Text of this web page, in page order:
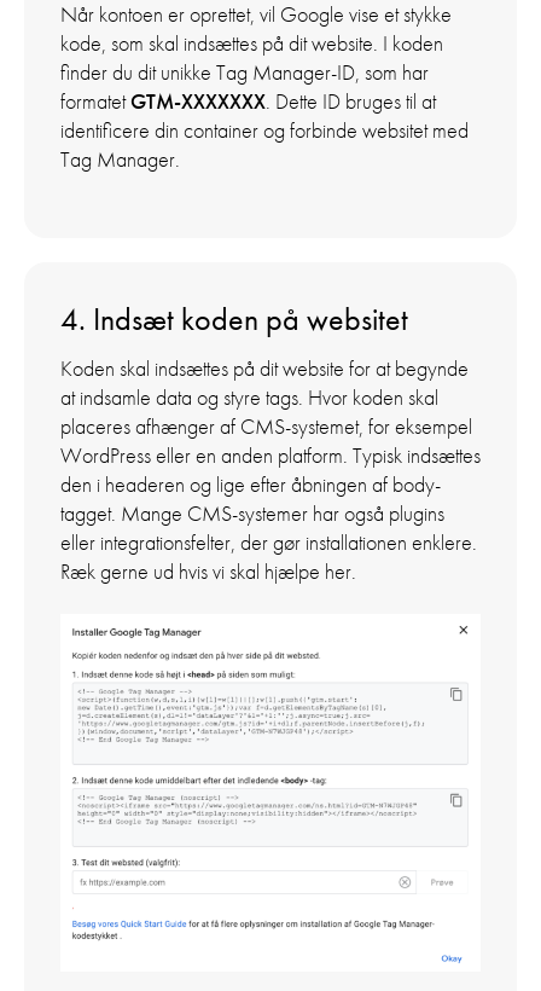
Når kontoen er oprettet, vil Google vise et stykke
kode, som skal indsættes på dit website. I koden
finder du dit unikke Tag Manager-ID, som har
formatetGTM-XXXXXXX. Dette ID bruges til at
identificere din container og forbinde websitet med
Tag Manager.
4. Indsæt koden på websitet
Koden skal indsættes på dit website for at begynde
at indsamle data og styre tags. Hvor koden skal
placeres afhænger af CMS-systemet, for eksempel
WordPress eller en anden platform. Typisk indsættes
den i headeren og lige efter åbningen af body-
tagget. Mange CMS-systemer har også plugins
eller integrationsfelter, der gør installationen enklere.
Ræk gerne ud hvis vi skal hjælpe her.